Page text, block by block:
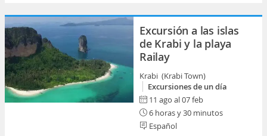
Excursión a las islas
de Krabi y la playa
Railay
Krabi (Krabi Town)
Excursiones de un día
11 ago al 07 feb
6 horas y 30 minutos
Español